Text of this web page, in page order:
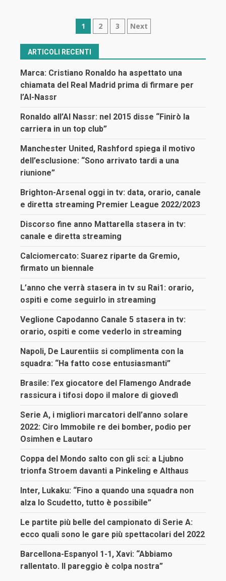
Navigazione
articoli
1 2 3 Next
ARTICOLI RECENTI
Marca: Cristiano Ronaldo ha aspettato una
chiamata del Real Madrid prima di firmare per
l’Al-Nassr
Ronaldo all’Al Nassr: nel 2015 disse “Finirò la
carriera in un top club”
Manchester United, Rashford spiega il motivo
dell’esclusione: “Sono arrivato tardi a una
riunione”
Brighton-Arsenal oggi in tv: data, orario, canale
e diretta streaming Premier League 2022/2023
Discorso fine anno Mattarella stasera in tv:
canale e diretta streaming
Calciomercato: Suarez riparte da Gremio,
firmato un biennale
L’anno che verrà stasera in tv su Rai1: orario,
ospiti e come seguirlo in streaming
Veglione Capodanno Canale 5 stasera in tv:
orario, ospiti e come vederlo in streaming
Napoli, De Laurentiis si complimenta con la
squadra: “Ha fatto cose entusiasmanti”
Brasile: l’ex giocatore del Flamengo Andrade
rassicura i tifosi dopo il malore di giovedì
Serie A, i migliori marcatori dell’anno solare
2022: Ciro Immobile re dei bomber, podio per
Osimhen e Lautaro
Coppa del Mondo salto con gli sci: a Ljubno
trionfa Stroem davanti a Pinkeling e Althaus
Inter, Lukaku: “Fino a quando una squadra non
alza lo Scudetto, tutto è possibile”
Le partite più belle del campionato di Serie A:
ecco quali sono le gare più spettacolari del 2022
Barcellona-Espanyol 1-1, Xavi: “Abbiamo
rallentato. Il pareggio è colpa nostra”